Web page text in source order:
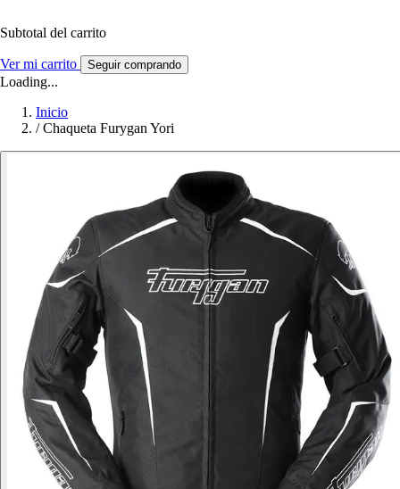
Subtotal del carrito
Ver mi carrito Seguir comprando
Loading...
Inicio
/ Chaqueta Furygan Yori